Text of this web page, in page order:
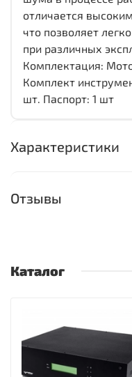
отличается
что позволяет
при различных
Комплектация:
Комплект
шт. Паспорт: 1 шт
Характеристики
Отзывы
Каталог